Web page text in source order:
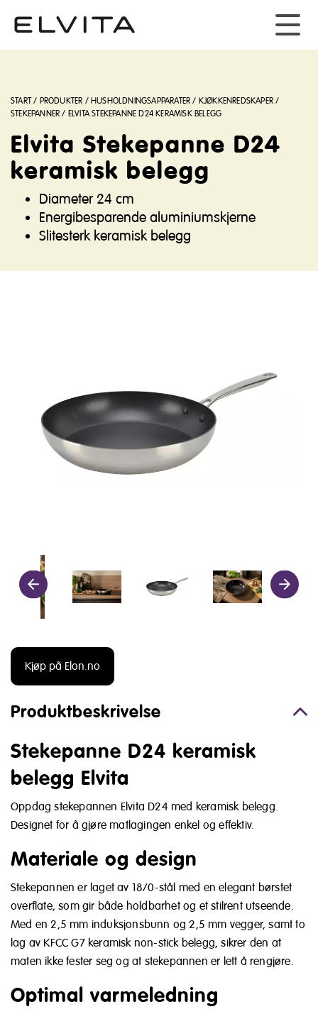
START/ PRODUKTER /HUSHOLDNINGSAPPARATER / KJØKKENREDSKAPER /
STEKEPANNER / ELVITA STEKEPANNE D24 KERAMISK BELEGG
Elvita Stekepanne D24
keramisk belegg
Diameter 24 cm
Energibesparende aluminiumskjerne
Slitesterk keramisk belegg
Kjøp på Elon.no
Produktbeskrivelse
Stekepanne D24 keramisk
belegg Elvita
Oppdag stekepannen Elvita D24 med keramisk belegg.
Designet for å gjøre matlagingen enkel og effektiv.
Materiale og design
Stekepannen er laget av 18/0-stål med en elegant børstet
overflate, som gir både holdbarhet og et stilrent utseende.
Med en 2,5 mm induksjonsbunn og 2,5 mm vegger, samt to
lag av KFCC G7 keramisk non-stick belegg, sikrer den at
maten ikke fester seg og at stekepannen er lett å rengjøre.
Optimal varmeledning